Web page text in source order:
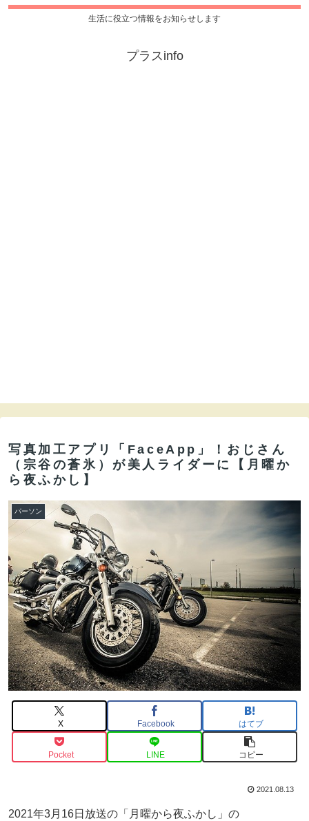
生活に役立つ情報をお知らせします
プラスinfo
写真加工アプリ「FaceApp」！おじさん
（宗谷の蒼氷）が美人ライダーに【月曜か
ら夜ふかし】
パーソン
X Facebook はてブ
Pocket LINE コピー
2021.08.13
2021年3月16日放送の「月曜から夜ふかし」の